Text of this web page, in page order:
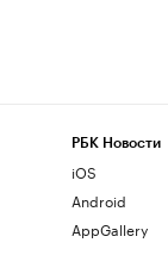
РБК Новости
iOS
Android
AppGallery